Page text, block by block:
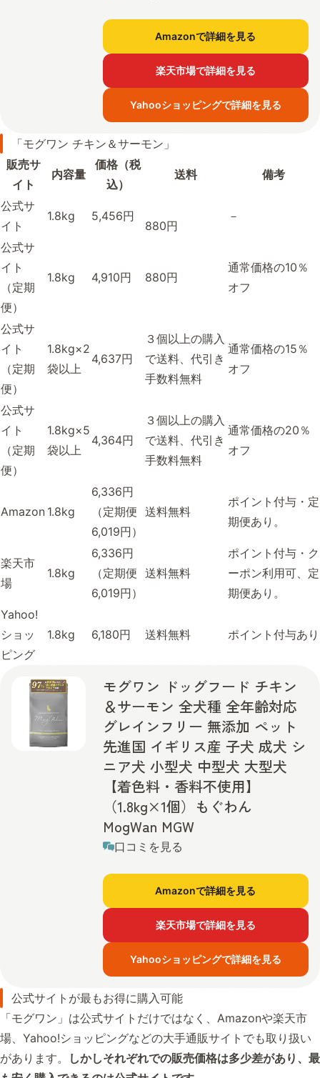
Amazonで詳細を見る
楽天市場で詳細を見る
Yahooショッピングで詳細を見る
「モグワン チキン＆サーモン」
販売サ
イト
内容量
価格（税
込）
送料 備考
公式サ
イト
1.8kg 5,456円
880円
－
公式サ
イト
（定期
便）
1.8kg 4,910円 880円
通常価格の10％
オフ
公式サ
イト
（定期
便）
1.8kg×2
袋以上
4,637円
３個以上の購入
で送料、代引き
手数料無料
通常価格の15％
オフ
公式サ
イト
（定期
便）
1.8kg×5
袋以上
4,364円
３個以上の購入
で送料、代引き
手数料無料
通常価格の20％
オフ
Amazon 1.8kg
6,336円
（定期便
6,019円）
送料無料
ポイント付与・定
期便あり。
楽天市
場
1.8kg
6,336円
（定期便
6,019円）
送料無料
ポイント付与・ク
ーポン利用可、定
期便あり。
Yahoo!
ショッ
ピング
1.8kg 6,180円 送料無料 ポイント付与あり
モグワン ドッグフード チキン
＆サーモン 全犬種 全年齢対応
グレインフリー 無添加 ペット
先進国 イギリス産 子犬 成犬 シ
ニア犬 小型犬 中型犬 大型犬
【着色料・香料不使用】
（1.8kg×1個）もぐわん
MogWan MGW
口コミを見る
Amazonで詳細を見る
楽天市場で詳細を見る
Yahooショッピングで詳細を見る
公式サイトが最もお得に購入可能
「モグワン」は公式サイトだけではなく、Amazonや楽天市
場、Yahoo!ショッピングなどの大手通販サイトでも取り扱い
があります。
しかしそれぞれでの販売価格は多少差があり、最